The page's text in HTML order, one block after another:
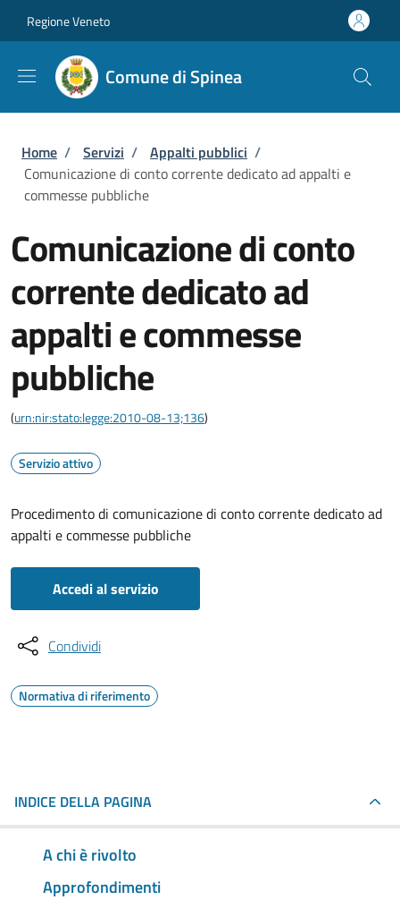
Regione Veneto
Comune di Spinea
Briciole di pane
Home / Servizi / Appalti pubblici /
Comunicazione di conto corrente dedicato ad appalti e
commesse pubbliche
Comunicazione di conto
corrente dedicato ad
appalti e commesse
pubbliche
(urn:nir:stato:legge:2010-08-13;136)
Servizio attivo
Procedimento di comunicazione di conto corrente dedicato ad
appalti e commesse pubbliche
Accedi al servizio
Condividi
Normativa di riferimento
INDICE DELLA PAGINA
A chi è rivolto
Approfondimenti